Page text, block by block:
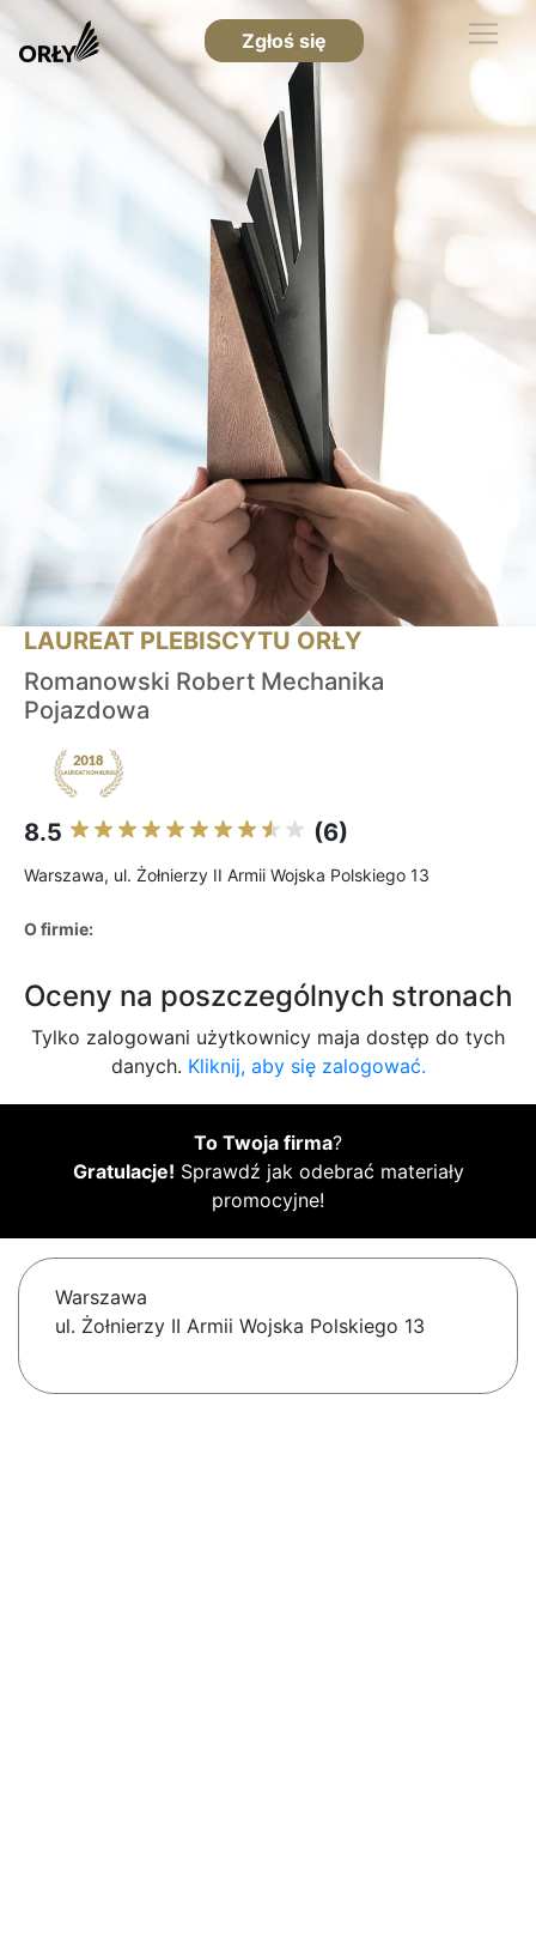
Zgłoś się
LAUREAT PLEBISCYTU ORŁY
Romanowski Robert Mechanika
Pojazdowa
8.5 (6)
Warszawa, ul. Żołnierzy II Armii Wojska Polskiego 13
O firmie:
Oceny na poszczególnych stronach
Tylko zalogowani użytkownicy maja dostęp do tych
danych. Kliknij, aby się zalogować.
To Twoja firma?
Gratulacje! Sprawdź jak odebrać materiały
promocyjne!
Warszawa
ul. Żołnierzy II Armii Wojska Polskiego 13